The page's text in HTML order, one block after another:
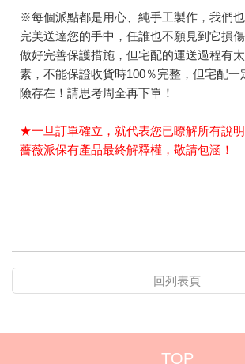
※每個派點都是用心、純手工製作，我們
完美送達您的手中，任誰也不願見到它損
做好完善保護措施，但宅配的運送過程有
素，不能保證收貨時100％完整，但宅配一
險存在！請思考周全再下單！
★一旦訂單確立，就代表您已瞭解所有說明
薔薇派保有產品最終解釋權，敬請包涵！
回列表頁
TOP